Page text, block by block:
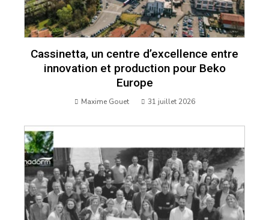
Cassinetta, un centre d’excellence entre
innovation et production pour Beko
Europe
Maxime Gouet 31 juillet 2026